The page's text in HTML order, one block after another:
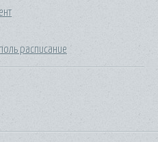
расписание